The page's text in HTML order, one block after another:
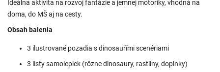
Ideálna aktivita na rozvoj fantázie a jemnej motoriky, vhodná na
doma, do MŠ aj na cesty.
Obsah balenia
3 ilustrované pozadia s dinosauřími scenériami
3 listy samolepiek (rôzne dinosaury, rastliny, doplnky)